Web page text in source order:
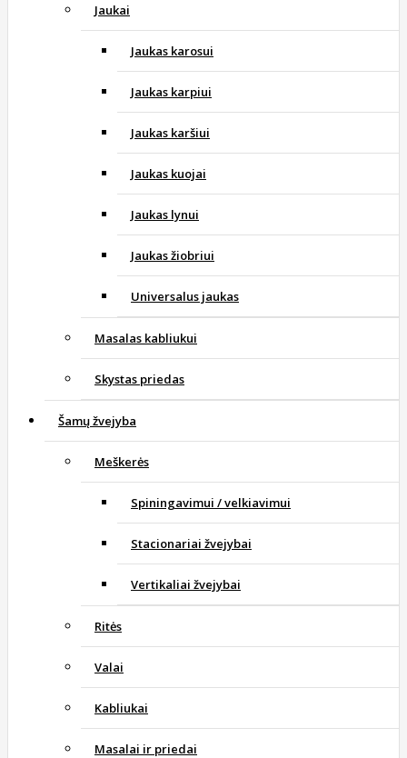
Jaukai
Jaukas karosui
Jaukas karpiui
Jaukas karšiui
Jaukas kuojai
Jaukas lynui
Jaukas žiobriui
Universalus jaukas
Masalas kabliukui
Skystas priedas
Šamų žvejyba
Meškerės
Spiningavimui / velkiavimui
Stacionariai žvejybai
Vertikaliai žvejybai
Ritės
Valai
Kabliukai
Masalai ir priedai